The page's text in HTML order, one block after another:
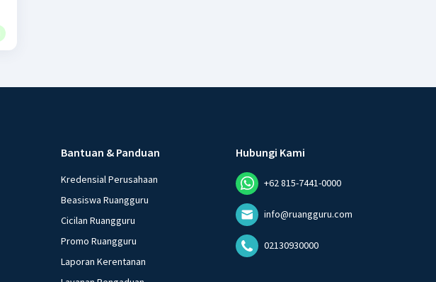
Bantuan & Panduan
Kredensial Perusahaan
Beasiswa Ruangguru
Cicilan Ruangguru
Promo Ruangguru
Laporan Kerentanan
Hubungi Kami
+62 815-7441-0000
info@ruangguru.com
02130930000